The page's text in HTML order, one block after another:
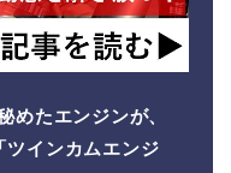
めたエンジンが、
ツインカムエンジ